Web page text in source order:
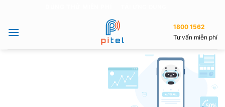
1800 1562
Tư vấn miễn phí